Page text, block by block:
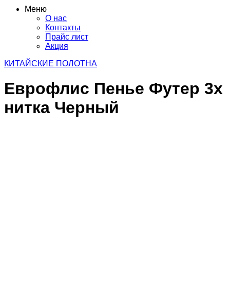
Меню
О нас
Контакты
Прайс лист
Акция
КИТАЙСКИЕ ПОЛОТНА
Еврофлис Пенье Футер 3х
нитка Черный